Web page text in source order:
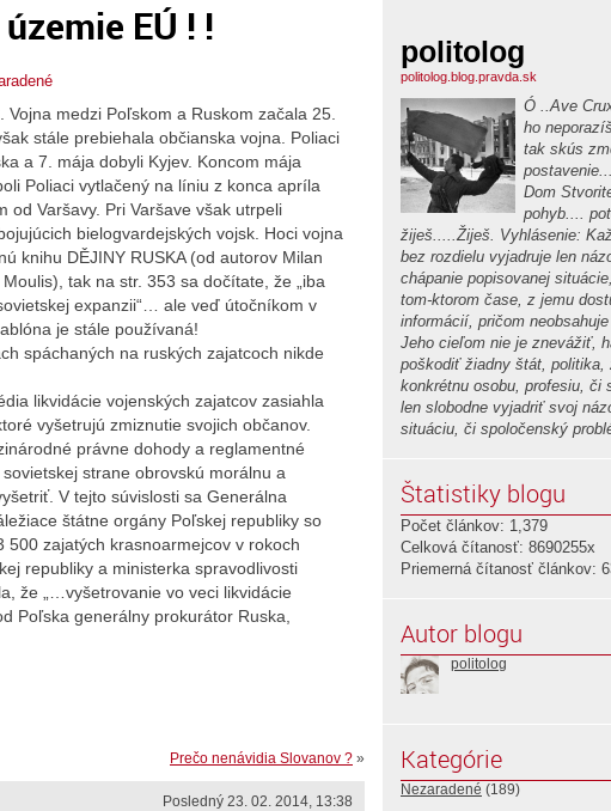
EÚ ! !
medzi Poľskom a Ruskom začala 25.
stále prebiehala občianska vojna. Poliaci
a 7. mája dobyli Kyjev. Koncom mája
Poliaci vytlačený na líniu z konca apríla
od Varšavy. Pri Varšave však utrpeli
bielogvardejských vojsk. Hoci vojna
knihu DĚJINY RUSKA (od autorov Milan
tak na str. 353 sa dočítate, že „iba
expanzii“… ale veď útočníkom v
je stále používaná!
spáchaných na ruských zajatcoch nikde
likvidácie vojenských zajatcov zasiahla
vyšetrujú zmiznutie svojich občanov.
právne dohody a reglamentné
strane obrovskú morálnu a
V tejto súvislosti sa Generálna
štátne orgány Poľskej republiky so
zajatých krasnoarmejcov v rokoch
republiky a ministerka spravodlivosti
že „…vyšetrovanie vo veci likvidácie
Poľska generálny prokurátor Ruska,
Prečo nenávidia Slovanov ? »
Posledný 23. 02. 2014, 13:38
politolog
politolog.blog.pravda.sk
Ó ..Ave
ho
tak skús
Dom
pohyb....
žiješ.....Žiješ. Vyhlásenie:
bez rozdielu vyjadruje len
chápanie popisovanej
tom-ktorom čase, z jemu
informácií, pričom
Jeho cieľom nie je znevážiť,
poškodiť žiadny štát, politika,
konkrétnu osobu, profesiu, či
len slobodne vyjadriť svoj
situáciu, či spoločenský
Štatistiky blogu
Počet článkov: 1,379
Celková čítanosť: 8690255x
Priemerná čítanosť článkov:
Autor blogu
politolog
Kategórie
Nezaradené (189)